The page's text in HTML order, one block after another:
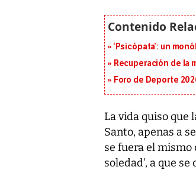
‘Psicópata’: un
Recuperación de la
Foro de Deporte
La vida quiso que
Santo, apenas a
se fuera el mismo
soledad', a que